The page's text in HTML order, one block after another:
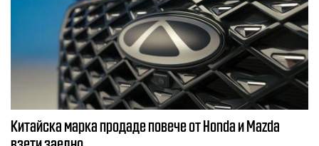
Китайска марка продаде повече от Honda и Mazda